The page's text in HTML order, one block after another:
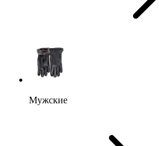
Мужские